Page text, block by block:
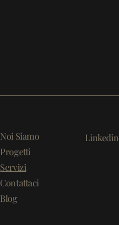
Noi Siamo
Progetti
Servizi
Contattaci
Blog
Linkedin